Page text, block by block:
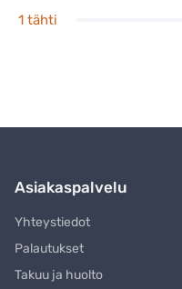
1 tähti
Asiakaspalvelu
Yhteystiedot
Palautukset
Takuu ja huolto